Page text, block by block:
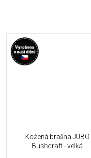
Kožená brašna JUBÖ
Bushcraft - velká